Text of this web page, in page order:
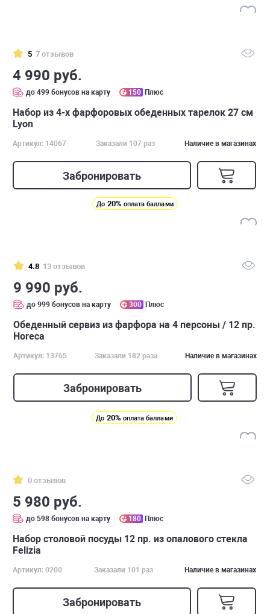
5 7 отзывов
4 990 руб.
до 499 бонусов на карту 150 Плюс
Набор из 4-х фарфоровых обеденных тарелок 27 см
Lyon
Артикул: 14067 Заказали 107 раз Наличие в магазинах
Забронировать
До 20% оплата баллами
4.8 13 отзывов
9 990 руб.
до 999 бонусов на карту 300 Плюс
Обеденный сервиз из фарфора на 4 персоны / 12 пр.
Horeca
Артикул: 13765 Заказали 182 раза Наличие в магазинах
Забронировать
До 20% оплата баллами
0 отзывов
5 980 руб.
до 598 бонусов на карту 180 Плюс
Набор столовой посуды 12 пр. из опалового стекла
Felizia
Артикул: 0200 Заказали 101 раз Наличие в магазинах
Забронировать